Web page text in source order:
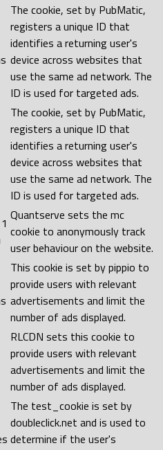
The cookie, set by PubMatic,
registers a unique ID that
identifies a returning user's
device across websites that
use the same ad network. The
ID is used for targeted ads.
The cookie, set by PubMatic,
registers a unique ID that
identifies a returning user's
device across websites that
use the same ad network. The
ID is used for targeted ads.
Quantserve sets the mc
cookie to anonymously track
user behaviour on the website.
This cookie is set by pippio to
provide users with relevant
advertisements and limit the
number of ads displayed.
RLCDN sets this cookie to
provide users with relevant
advertisements and limit the
number of ads displayed.
The test_cookie is set by
doubleclick.net and is used to
determine if the user's